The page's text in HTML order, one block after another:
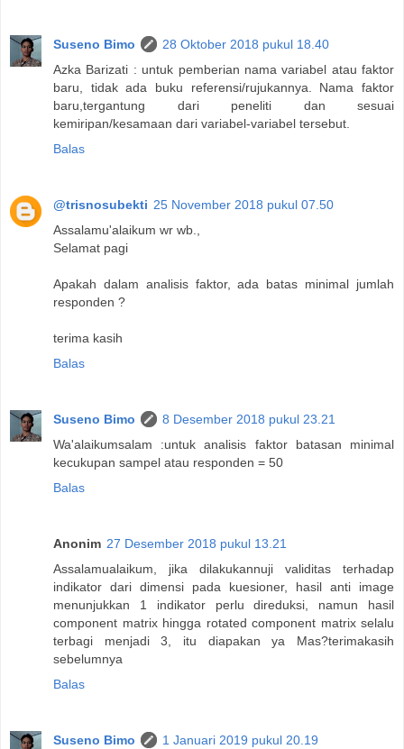
Suseno Bimo
28 Oktober 2018 pukul 18.40
Azka Barizati : untuk pemberian nama variabel atau faktor
baru, tidak ada buku referensi/rujukannya. Nama faktor
baru,tergantung dari peneliti dan sesuai
kemiripan/kesamaan dari variabel-variabel tersebut.
Balas
@trisnosubekti 25 November 2018 pukul 07.50
Assalamu'alaikum wr wb.,
Selamat pagi
Apakah dalam analisis faktor, ada batas minimal jumlah
responden ?
terima kasih
Balas
Suseno Bimo
8 Desember 2018 pukul 23.21
Wa'alaikumsalam :untuk analisis faktor batasan minimal
kecukupan sampel atau responden = 50
Balas
Anonim 27 Desember 2018 pukul 13.21
Assalamualaikum, jika dilakukannuji validitas terhadap
indikator dari dimensi pada kuesioner, hasil anti image
menunjukkan 1 indikator perlu direduksi, namun hasil
component matrix hingga rotated component matrix selalu
terbagi menjadi 3, itu diapakan ya Mas?terimakasih
sebelumnya
Balas
Suseno Bimo
1 Januari 2019 pukul 20.19